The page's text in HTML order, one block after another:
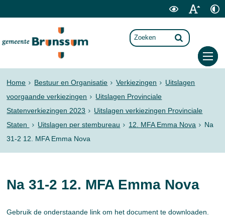
Home Bestuur en Organisatie Verkiezingen
Uitslagen
voorgaande verkiezingen
Uitslagen Provinciale
Statenverkiezingen 2023
Uitslagen verkiezingen Provinciale
Staten
Uitslagen per stembureau 12. MFA Emma Nova
Na
31-2 12. MFA Emma Nova
Na 31-2 12. MFA Emma Nova
Gebruik de onderstaande link om het document te downloaden.